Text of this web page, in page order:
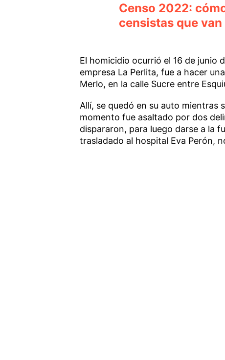
Censo 2022:
censistas que
El homicidio ocurrió el 16 de junio
empresa La Perlita, fue a hacer
Merlo, en la calle Sucre entre
Allí, se quedó en su auto mientras
momento fue asaltado por dos
dispararon, para luego darse a la
trasladado al hospital Eva Perón,